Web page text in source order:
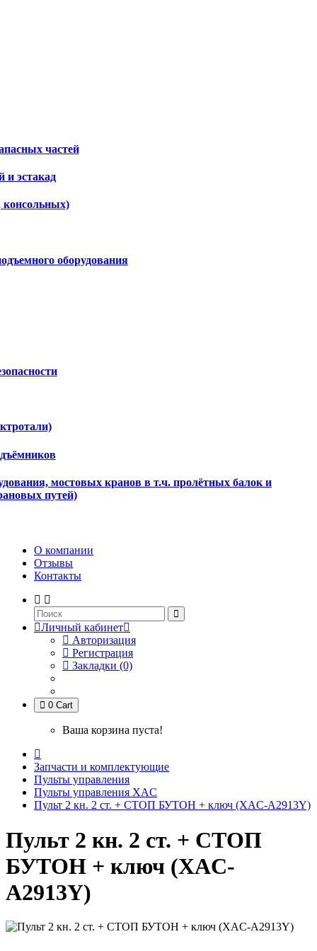
частей
и эстакад
консольных)
оборудования
мостовых кранов в т.ч. пролётных балок и
путей)
О компании
Отзывы
Контакты
Личный кабинет
Авторизация
Регистрация
Закладки (0)
0 Cart
Ваша корзина пуста!
Запчасти и комплектующие
Пульты управления
Пульты управления XAC
Пульт 2 кн. 2 ст. + СТОП БУТОН + ключ (XАC-A2913Y)
Пульт 2 кн. 2 ст. + СТОП
БУТОН + ключ (XАC-
A2913Y)